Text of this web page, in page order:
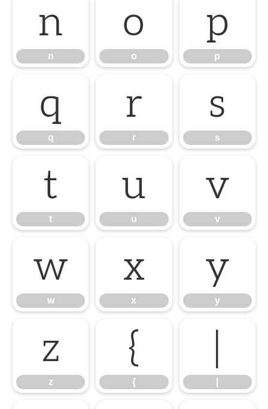
n
n
o
o
p
p
q
q
r
r
s
s
t
t
u
u
v
v
w
w
x
x
y
y
z
z
{
{